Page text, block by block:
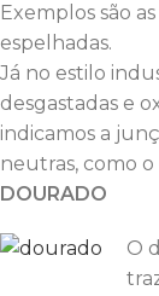
Exemplos são
espelhadas.
Já no estilo
desgastadas e
indicamos a
neutras, como o
DOURADO
O